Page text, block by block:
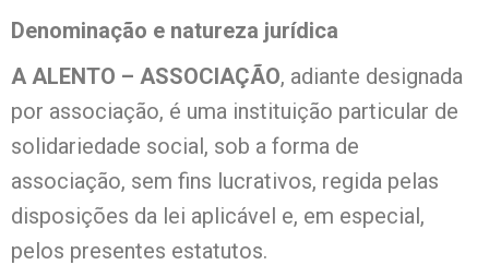
Denominação e natureza jurídica
A ALENTO – ASSOCIAÇÃO, adiante designada
por associação, é uma instituição particular de
solidariedade social, sob a forma de
associação, sem fins lucrativos, regida pelas
disposições da lei aplicável e, em especial,
pelos presentes estatutos.